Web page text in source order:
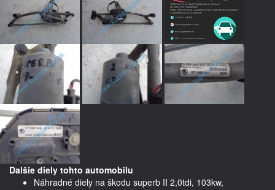
Dalšie diely tohto automobilu
Náhradné diely na škodu superb II 2,0tdi, 103kw,